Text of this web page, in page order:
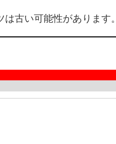
古い可能性があります。